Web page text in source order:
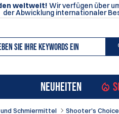
weltweit! Wir verfügen über
der Abwicklung internationaler
NEUHEITEN
Schmiermittel Shooter's